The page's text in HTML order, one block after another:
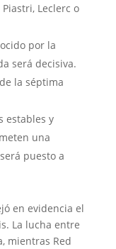
Leclerc o
por la
será decisiva.
la séptima
estables y
una
puesto a
en evidencia el
La lucha entre
mientras Red